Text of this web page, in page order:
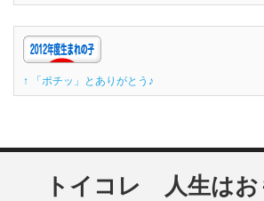
↑ 「ポチッ」とありがとう♪
トイコレ 人生はお